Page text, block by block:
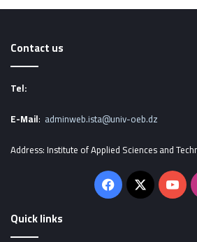
Contact us
Tel:
E-Mail: adminweb.ista@univ-oeb.dz
Address: Institute of Applied Sciences and
Facebook
X
Quick links